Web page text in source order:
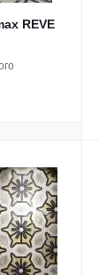
REVE